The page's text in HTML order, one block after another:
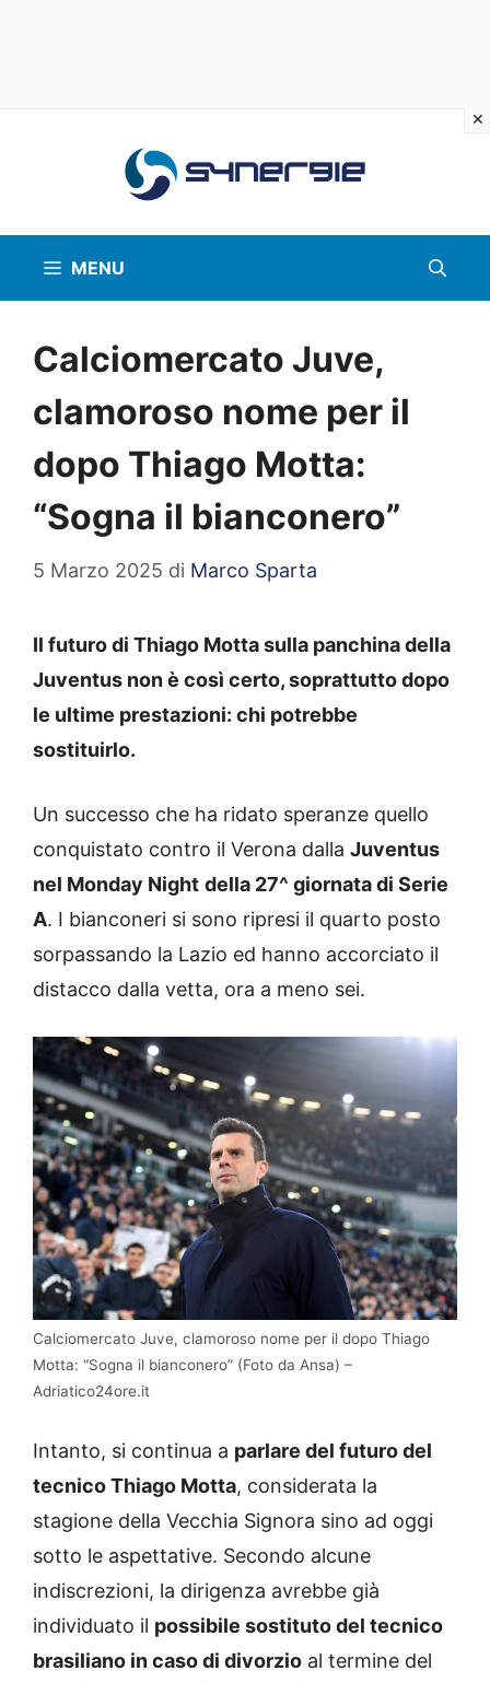
MENU
Calciomercato Juve,
clamoroso nome per il
dopo Thiago Motta:
“Sogna il bianconero”
5 Marzo 2025 di Marco Sparta
Il futuro di Thiago Motta sulla panchina della
Juventus non è così certo, soprattutto dopo
le ultime prestazioni: chi potrebbe
sostituirlo.
Un successo che ha ridato speranze quello
conquistato contro il Verona dalla Juventus
nel Monday Night della 27^ giornata di Serie
A. I bianconeri si sono ripresi il quarto posto
sorpassando la Lazio ed hanno accorciato il
distacco dalla vetta, ora a meno sei.
Calciomercato Juve, clamoroso nome per il dopo Thiago
Motta: “Sogna il bianconero” (Foto da Ansa) –
Adriatico24ore.it
Intanto, si continua a parlare del futuro del
tecnico Thiago Motta, considerata la
stagione della Vecchia Signora sino ad oggi
sotto le aspettative. Secondo alcune
indiscrezioni, la dirigenza avrebbe già
individuato il possibile sostituto del tecnico
brasiliano in caso di divorzio al termine del